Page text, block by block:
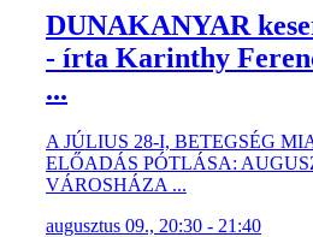
DUNAKANYAR
- írta Karinthy
...
A JÚLIUS 28-I, BETEGSÉG
ELŐADÁS PÓTLÁSA:
VÁROSHÁZA ...
augusztus 09., 20:30 - 21:40